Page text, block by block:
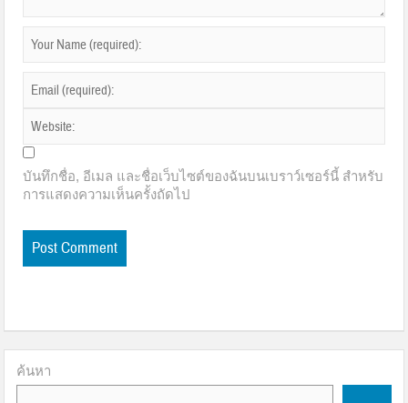
บันทึกชื่อ, อีเมล และชื่อเว็บไซต์ของฉันบนเบราว์เซอร์นี้ สำหรับ
การแสดงความเห็นครั้งถัดไป
ค้นหา